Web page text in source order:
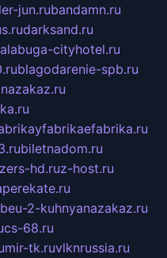
jun.rubandamn.ru
darksand.ru
alabuga-cityhotel.ru
blagodarenie-spb.ru
biletnadom.ru
hd.ruz-host.ru
2-kuhnyanazakaz.ru
cs-68.ru
mir-tk.ruvlknrussia.ru